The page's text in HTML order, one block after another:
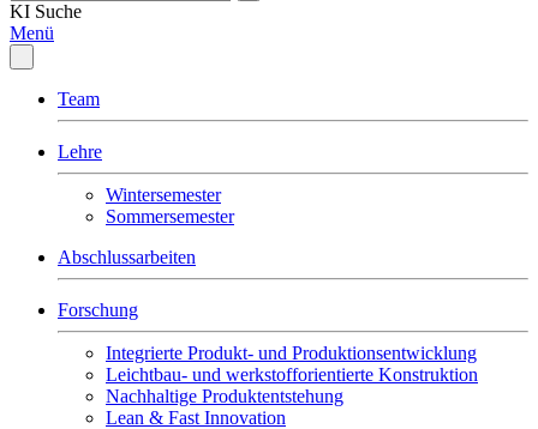
KI Suche
Menü
Team
Lehre
Wintersemester
Sommersemester
Abschlussarbeiten
Forschung
Integrierte Produkt- und Produktionsentwicklung
Leichtbau- und werkstofforientierte Konstruktion
Nachhaltige Produktentstehung
Lean & Fast Innovation